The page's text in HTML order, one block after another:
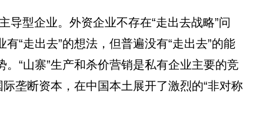
型企业。外资企业不存在“走出去战略”问
“走出去”的想法，但普遍没有“走出去”的能
“山寨”生产和杀价营销是私有企业主要的竞
垄断资本，在中国本土展开了激烈的“非对称